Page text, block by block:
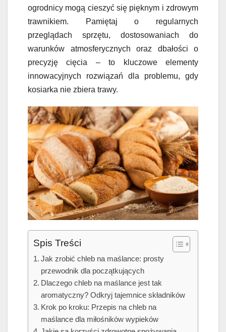
ogrodnicy mogą cieszyć się pięknym i zdrowym
trawnikiem. Pamiętaj o regularnych
przeglądach sprzętu, dostosowaniach do
warunków atmosferycznych oraz dbałości o
precyzję cięcia – to kluczowe elementy
innowacyjnych rozwiązań dla problemu, gdy
kosiarka nie zbiera trawy.
Spis Treści
Jak zrobić chleb na maślance: prosty
przewodnik dla początkujących
Dlaczego chleb na maślance jest tak
aromatyczny? Odkryj tajemnice składników
Krok po kroku: Przepis na chleb na
maślance dla miłośników wypieków